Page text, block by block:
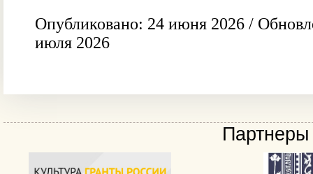
Опубликовано: 24 июня 2026 /
июля 2026
Партнеры